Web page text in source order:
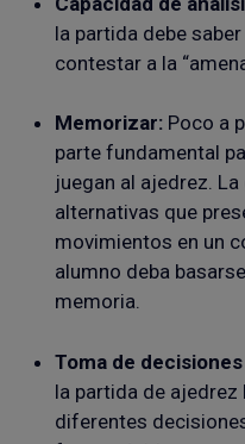
la partida debe
contestar a la
Memorizar: Poco a
parte fundamental
juegan al ajedrez.
alternativas que
movimientos en un
alumno deba
memoria.
Toma de
la partida de
diferentes